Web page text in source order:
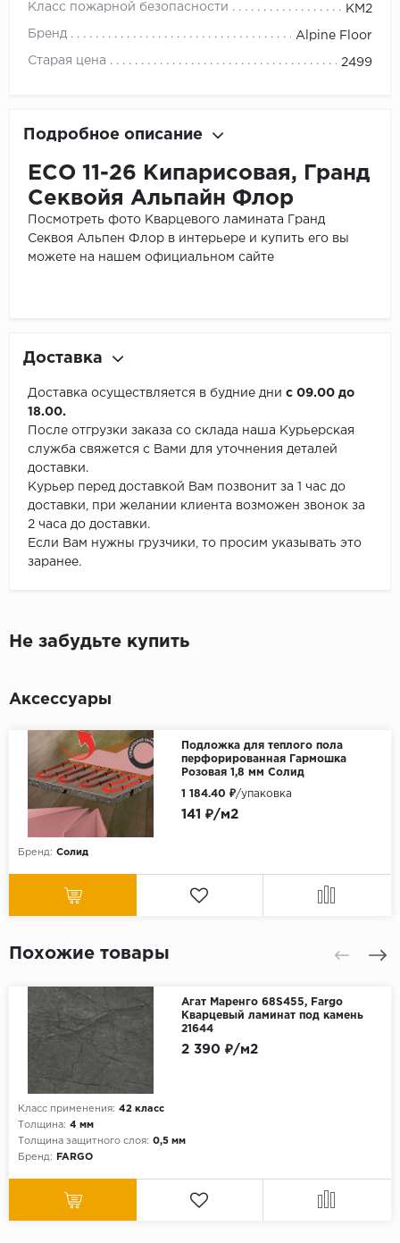
Класс пожарной безопасности КМ2
Бренд Alpine Floor
Старая цена 2499
Подробное описание
ЕСО 11-26 Кипарисовая, Гранд
Секвойя Альпайн Флор
Посмотреть фото Кварцевого ламината Гранд
Секвоя Альпен Флор в интерьере и купить его вы
можете на нашем официальном сайте
Доставка
Доставка осуществляется в будние дни с 09.00 до
18.00.
После отгрузки заказа со склада наша Курьерская
служба свяжется с Вами для уточнения деталей
доставки.
Курьер перед доставкой Вам позвонит за 1 час до
доставки, при желании клиента возможен звонок за
2 часа до доставки.
Если Вам нужны грузчики, то просим указывать это
заранее.
Не забудьте купить
Аксессуары
Подложка для теплого пола
перфорированная Гармошка
Розовая 1,8 мм Солид
Бренд: Солид
141 ₽/м2
1 184.40 ₽/упаковка
Похожие товары
Агат Маренго 68S455, Fargo
Кварцевый ламинат под камень
21644
Класс применения: 42 класс
Толщина: 4 мм
Толщина защитного слоя: 0,5 мм
Бренд:
FARGO
2 390 ₽/м2